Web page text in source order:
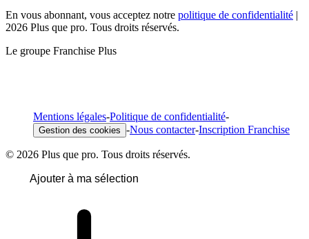
En vous abonnant, vous acceptez notre politique de confidentialité |
2026 Plus que pro. Tous droits réservés.
Le groupe Franchise Plus
Mentions légales-Politique de confidentialité-
Gestion des cookies -Nous contacter-Inscription Franchise
© 2026 Plus que pro. Tous droits réservés.
Ajouter à ma sélection